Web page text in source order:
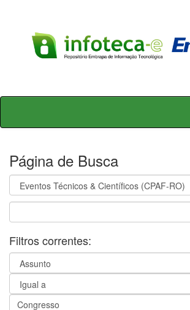
Skip
Página de Busca
Filtros correntes: